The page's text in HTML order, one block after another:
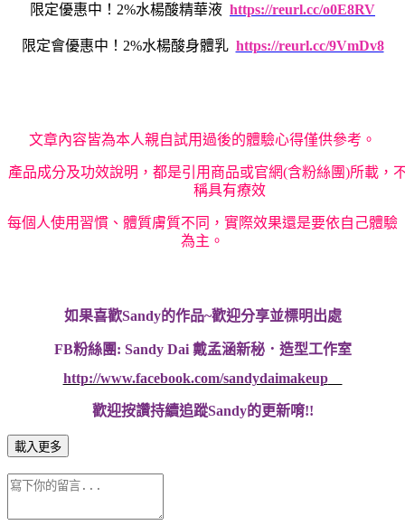
限定優惠中！ 2%水楊酸精華液 https://reurl.cc/o0E8RV
限定會優惠中！ 2%水楊酸身體乳 https://reurl.cc/9VmDv8
文章內容皆為本人親自試用過後的體驗心得僅供參考。
產品成分及功效說明，都是引用商品或官網(含粉絲團)所載，
稱具有療效
每個人使用習慣、體質膚質不同，實際效果還是要依自己體驗
為主。
如果喜歡Sandy的作品~歡迎分享並標明出處
FB粉絲團: Sandy Dai 戴孟涵新秘．造型工作室
http://www.facebook.com/sandydaimakeup
歡迎按讚持續追蹤Sandy的更新唷!!
載入更多